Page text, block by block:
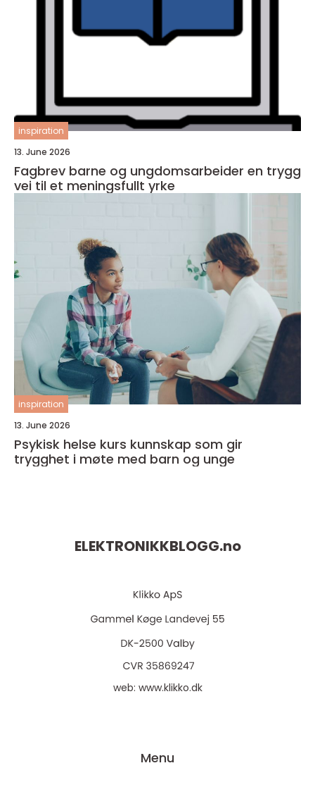
inspiration
13. June 2026
Fagbrev barne og ungdomsarbeider en trygg
vei til et meningsfullt yrke
inspiration
13. June 2026
Psykisk helse kurs kunnskap som gir
trygghet i møte med barn og unge
ELEKTRONIKKBLOGG.no
web: www.klikko.dk
Menu